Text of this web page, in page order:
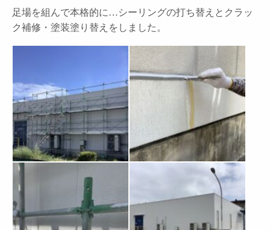
足場を組んで本格的に…シーリングの打ち替えとクラッ
ク補修・塗装塗り替えをしました。